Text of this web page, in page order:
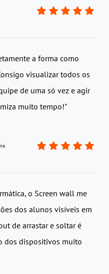
a forma como
visualizar todos os
de uma só vez e agir
muito tempo!"
o Screen wall me
dos alunos visíveis em
de arrastar e soltar é
dos dispositivos muito